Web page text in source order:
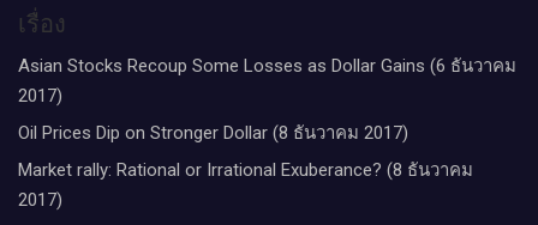
เรื่อง
Asian Stocks Recoup Some Losses as Dollar Gains (6 ธันวาคม
2017)
Oil Prices Dip on Stronger Dollar (8 ธันวาคม 2017)
Market rally: Rational or Irrational Exuberance? (8 ธันวาคม
2017)